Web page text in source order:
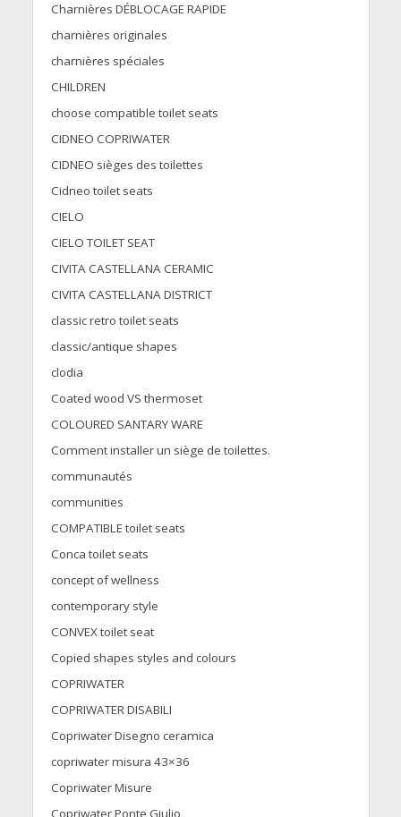
Charnières DÉBLOCAGE RAPIDE
charnières originales
charnières spéciales
CHILDREN
choose compatible toilet seats
CIDNEO COPRIWATER
CIDNEO sièges des toilettes
Cidneo toilet seats
CIELO
CIELO TOILET SEAT
CIVITA CASTELLANA CERAMIC
CIVITA CASTELLANA DISTRICT
classic retro toilet seats
classic/antique shapes
clodia
Coated wood VS thermoset
COLOURED SANTARY WARE
Comment installer un siège de toilettes.
communautés
communities
COMPATIBLE toilet seats
Conca toilet seats
concept of wellness
contemporary style
CONVEX toilet seat
Copied shapes styles and colours
COPRIWATER
COPRIWATER DISABILI
Copriwater Disegno ceramica
copriwater misura 43×36
Copriwater Misure
Copriwater Ponte Giulio